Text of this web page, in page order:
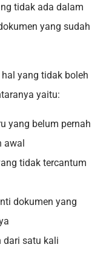
tidak ada dalam
yang sudah
yang tidak boleh
yaitu:
yang belum pernah
awal
tidak tercantum
dokumen yang
dari satu kali